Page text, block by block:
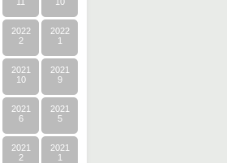
2022
2
2022
1
2021
10
2021
9
2021
6
2021
5
2021
2
2021
1